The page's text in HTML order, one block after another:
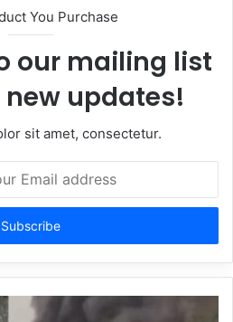
You Purchase
our mailing list
updates!
sit amet, consectetur.